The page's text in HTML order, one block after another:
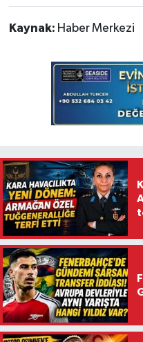
Kaynak: Haber Merkezi